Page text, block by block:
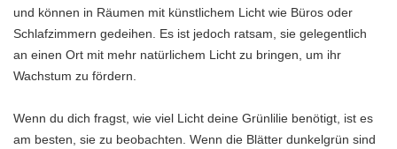
und können in Räumen mit künstlichem Licht wie Büros oder
Schlafzimmern gedeihen. Es ist jedoch ratsam, sie gelegentlich
an einen Ort mit mehr natürlichem Licht zu bringen, um ihr
Wachstum zu fördern.
Wenn du dich fragst, wie viel Licht deine Grünlilie benötigt, ist es
am besten, sie zu beobachten. Wenn die Blätter dunkelgrün sind